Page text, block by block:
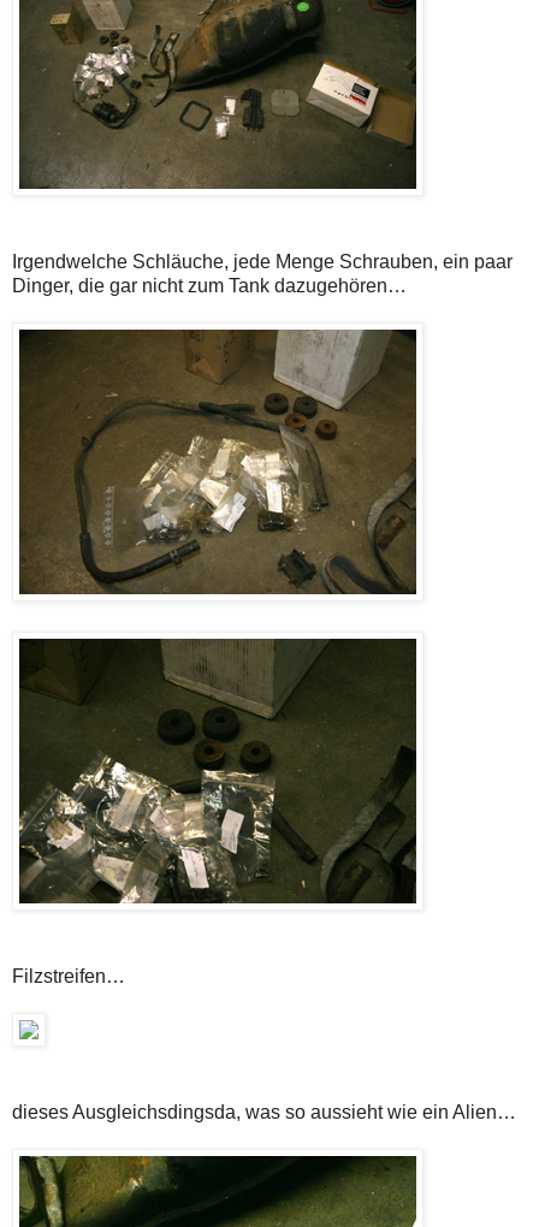
Irgendwelche Schläuche, jede Menge Schrauben, ein paar
Dinger, die gar nicht zum Tank dazugehören…
Filzstreifen…
dieses Ausgleichsdingsda, was so aussieht wie ein Alien…